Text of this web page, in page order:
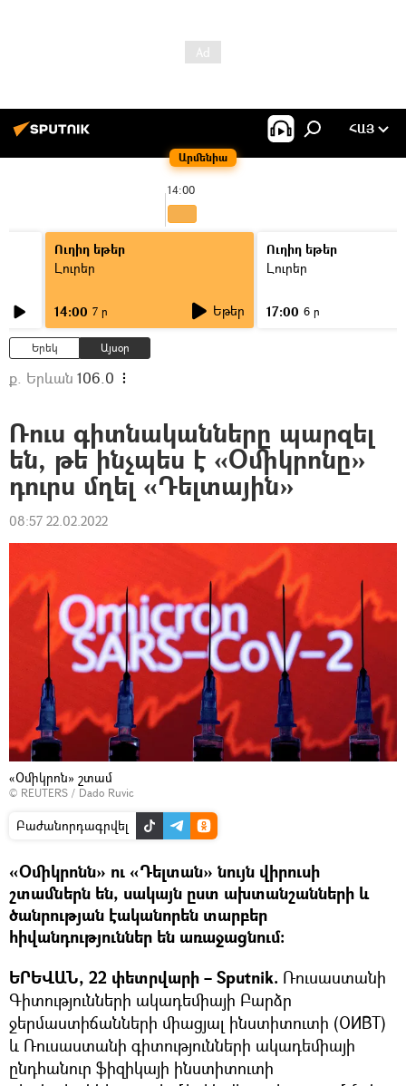
Արմենիա
ՀԱՅ
14:00
Ուղիղ եթեր
Լուրեր
14:00 7 ր Եթեր
Ուղիղ եթեր
Լուրեր
17:00 6 ր
Երեկ Այսօր
ք. Երևան 106.0
Ռուս գիտնականները պարզել
են, թե ինչպես է «Օմիկրոնը»
դուրս մղել «Դելտային»
08:57 22.02.2022
«Օմիկրոն» շտամ
© REUTERS / Dado Ruvic
Բաժանորդագրվել
«Օմիկրոնն» ու «Դելտան» նույն վիրուսի
շտամներն են, սակայն ըստ ախտանշանների և
ծանրության էականորեն տարբեր
հիվանդություններ են առաջացնում։
ԵՐԵՎԱՆ, 22 փետրվարի – Sputnik. Ռուսաստանի
Գիտությունների ակադեմիայի Բարձր
ջերմաստիճանների միացյալ ինստիտուտի (ОИВТ)
և Ռուսաստանի գիտությունների ակադեմիայի
ընդհանուր ֆիզիկայի ինստիտուտի